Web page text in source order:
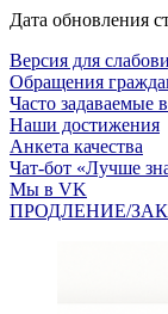
Дата обновления
Версия для
Обращения
Часто задаваемые
Наши достижения
Анкета качества
Чат-бот «Лучше
Мы в VK
ПРОДЛЕНИЕ/